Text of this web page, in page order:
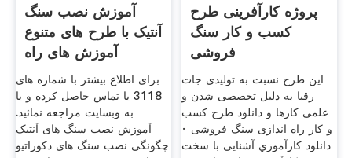
آموزش نصب سنگ
آنتیک با طرح های متنوع
آموزش های راه
برای اطلاع بیشتر با شماره های
3118 یا تماس حاصل کرده و یا
به وبسایت مراجعه نمائید.
آموزش نصب سنگ های آنتیک
چگونگی نصب سنگ های دکوراتیو
پروژه کارآفرینی طرح
کسب و کار سنگ
فروشی
این طرح نسبت به تولیدی جات
رقبا به دلیل تخصصی شدن و
علمی کارها و دانلود طرح کسب
و کار راه اندازی سنگ فروشی ·
دانلود كارآموزي آشنایی با سخت